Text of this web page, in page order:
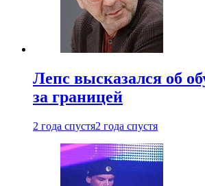
Лепс высказался об
за границей
2 года спустя2 года спустя